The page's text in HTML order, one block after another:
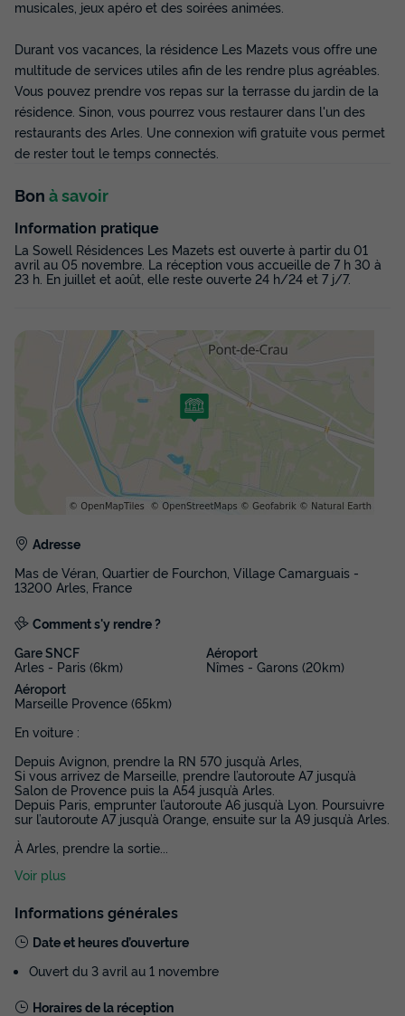
musicales, jeux apéro et des soirées animées.
Durant vos vacances, la résidence Les Mazets vous offre une
multitude de services utiles afin de les rendre plus agréables.
Vous pouvez prendre vos repas sur la terrasse du jardin de la
résidence. Sinon, vous pourrez vous restaurer dans l'un des
restaurants des Arles. Une connexion wifi gratuite vous permet
de rester tout le temps connectés.
Bon à savoir
Information pratique
La Sowell Résidences Les Mazets est ouverte à partir du 01
avril au 05 novembre. La réception vous accueille de 7 h 30 à
23 h. En juillet et août, elle reste ouverte 24 h/24 et 7 j/7.
Adresse
Mas de Véran, Quartier de Fourchon, Village Camarguais -
13200 Arles, France
Comment s'y rendre ?
Gare SNCF
Arles - Paris (6km)
Aéroport
Nîmes - Garons (20km)
Aéroport
Marseille Provence (65km)
En voiture :
Depuis Avignon, prendre la RN 570 jusqu’à Arles,
Si vous arrivez de Marseille, prendre l’autoroute A7 jusqu’à
Salon de Provence puis la A54 jusqu’à Arles.
Depuis Paris, emprunter l’autoroute A6 jusqu’à Lyon. Poursuivre
sur l’autoroute A7 jusqu’à Orange, ensuite sur la A9 jusqu’à Arles.
À Arles, prendre la sortie
Voir plus
Informations générales
Date et heures d’ouverture
Ouvert du 3 avril au 1 novembre
Horaires de la réception